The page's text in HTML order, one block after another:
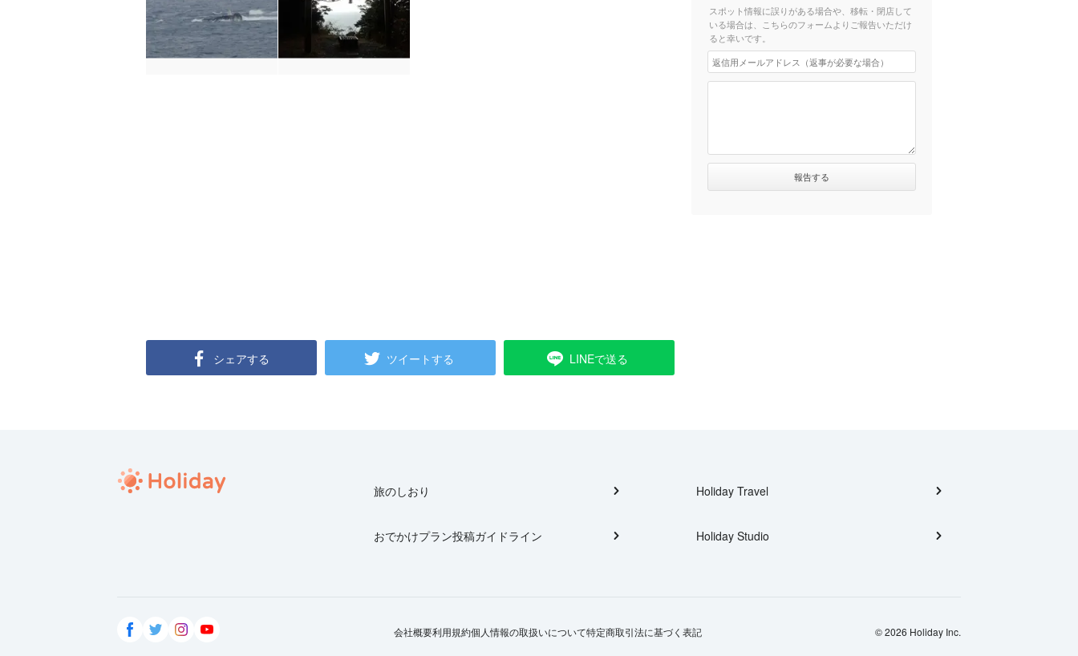
シェアする ツイートする LINEで送る
スポット情報に誤りがある場合や、移転・閉店して
いる場合は、こちらのフォームよりご報告いただけ
ると幸いです。
旅のしおり
おでかけプラン投稿ガイドライン
Holiday Travel
Holiday Studio
会社概要利用規約個人情報の取扱いについて特定商取引法に基づく表記 © 2026 Holiday Inc.